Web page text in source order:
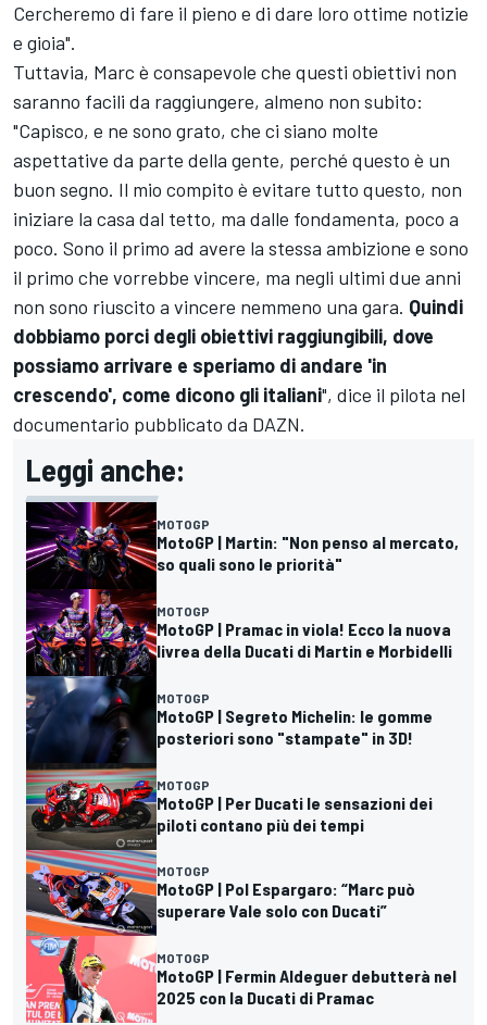
Cercheremo di fare il pieno e di dare loro ottime notizie
e gioia".
Tuttavia, Marc è consapevole che questi obiettivi non
saranno facili da raggiungere, almeno non subito:
"Capisco, e ne sono grato, che ci siano molte
aspettative da parte della gente, perché questo è un
buon segno. Il mio compito è evitare tutto questo, non
iniziare la casa dal tetto, ma dalle fondamenta, poco a
poco. Sono il primo ad avere la stessa ambizione e sono
il primo che vorrebbe vincere, ma negli ultimi due anni
non sono riuscito a vincere nemmeno una gara. Quindi
dobbiamo porci degli obiettivi raggiungibili, dove
possiamo arrivare e speriamo di andare 'in
crescendo', come dicono gli italiani", dice il pilota nel
documentario pubblicato da DAZN.
Leggi anche:
MOTOGP
MotoGP | Martin: "Non penso al mercato,
so quali sono le priorità"
MOTOGP
MotoGP | Pramac in viola! Ecco la nuova
livrea della Ducati di Martin e Morbidelli
MOTOGP
MotoGP | Segreto Michelin: le gomme
posteriori sono "stampate" in 3D!
MOTOGP
MotoGP | Per Ducati le sensazioni dei
piloti contano più dei tempi
MOTOGP
MotoGP | Pol Espargaro: “Marc può
superare Vale solo con Ducati”
MOTOGP
MotoGP | Fermin Aldeguer debutterà nel
2025 con la Ducati di Pramac